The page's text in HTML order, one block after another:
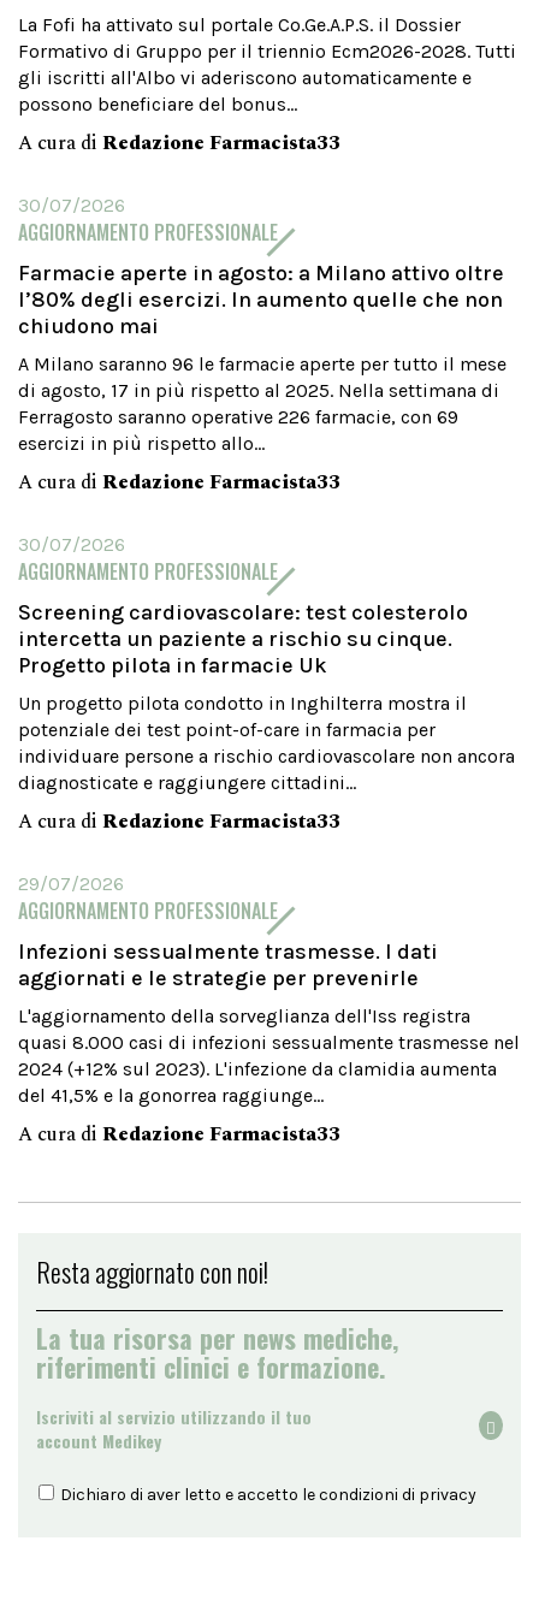
La Fofi ha attivato sul portale Co.Ge.A.P.S. il Dossier
Formativo di Gruppo per il triennio Ecm2026-2028. Tutti
gli iscritti all'Albo vi aderiscono automaticamente e
possono beneficiare del bonus...
A cura di Redazione Farmacista33
30/07/2026
AGGIORNAMENTO PROFESSIONALE
Farmacie aperte in agosto: a Milano attivo oltre
l’80% degli esercizi. In aumento quelle che non
chiudono mai
A Milano saranno 96 le farmacie aperte per tutto il mese
di agosto, 17 in più rispetto al 2025. Nella settimana di
Ferragosto saranno operative 226 farmacie, con 69
esercizi in più rispetto allo...
A cura di Redazione Farmacista33
30/07/2026
AGGIORNAMENTO PROFESSIONALE
Screening cardiovascolare: test colesterolo
intercetta un paziente a rischio su cinque.
Progetto pilota in farmacie Uk
Un progetto pilota condotto in Inghilterra mostra il
potenziale dei test point-of-care in farmacia per
individuare persone a rischio cardiovascolare non ancora
diagnosticate e raggiungere cittadini...
A cura di Redazione Farmacista33
29/07/2026
AGGIORNAMENTO PROFESSIONALE
Infezioni sessualmente trasmesse. I dati
aggiornati e le strategie per prevenirle
L'aggiornamento della sorveglianza dell'Iss registra
quasi 8.000 casi di infezioni sessualmente trasmesse nel
2024 (+12% sul 2023). L'infezione da clamidia aumenta
del 41,5% e la gonorrea raggiunge...
A cura di Redazione Farmacista33
Resta aggiornato con noi!
La tua risorsa per news mediche,
riferimenti clinici e formazione.
Iscriviti al servizio utilizzando il tuo
account Medikey
Dichiaro di aver letto e accetto le condizioni di privacy